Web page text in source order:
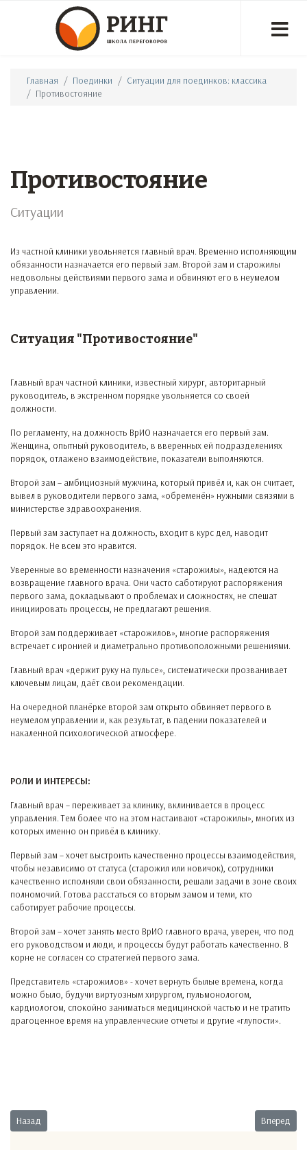
Главная Поединки
Ситуации для поединков: классика
Противостояние
Противостояние
Ситуации
Из частной клиники увольняется главный врач. Временно исполняющим
обязанности назначается его первый зам. Второй зам и старожилы
недовольны действиями первого зама и обвиняют его в неумелом
управлении.
Ситуация "Противостояние"
Главный врач частной клиники, известный хирург, авторитарный
руководитель, в экстренном порядке увольняется со своей
должности.
По регламенту, на должность ВрИО назначается его первый зам.
Женщина, опытный руководитель, в вверенных ей подразделениях
порядок, отлажено взаимодействие, показатели выполняются.
Второй зам – амбициозный мужчина, который привёл и, как он считает,
вывел в руководители первого зама, «обременён» нужными связями в
министерстве здравоохранения.
Первый зам заступает на должность, входит в курс дел, наводит
порядок. Не всем это нравится.
Уверенные во временности назначения «старожилы», надеются на
возвращение главного врача. Они часто саботируют распоряжения
первого зама, докладывают о проблемах и сложностях, не спешат
инициировать процессы, не предлагают решения.
Второй зам поддерживает «старожилов», многие распоряжения
встречает с иронией и диаметрально противоположными решениями.
Главный врач «держит руку на пульсе», систематически прозванивает
ключевым лицам, даёт свои рекомендации.
На очередной планёрке второй зам открыто обвиняет первого в
неумелом управлении и, как результат, в падении показателей и
накаленной психологической атмосфере.
РОЛИ И ИНТЕРЕСЫ:
Главный врач – переживает за клинику, вклинивается в процесс
управления. Тем более что на этом настаивают «старожилы», многих из
которых именно он привёл в клинику.
Первый зам – хочет выстроить качественно процессы взаимодействия,
чтобы независимо от статуса (старожил или новичок), сотрудники
качественно исполняли свои обязанности, решали задачи в зоне своих
полномочий. Готова расстаться со вторым замом и теми, кто
саботирует рабочие процессы.
Второй зам – хочет занять место ВрИО главного врача, уверен, что под
его руководством и люди, и процессы будут работать качественно. В
корне не согласен со стратегией первого зама.
Представитель «старожилов» - хочет вернуть былые времена, когда
можно было, будучи виртуозным хирургом, пульмонологом,
кардиологом, спокойно заниматься медицинской частью и не тратить
драгоценное время на управленческие отчеты и другие «глупости».
Предыдущий: Просроченная просрочка
Назад Вперед